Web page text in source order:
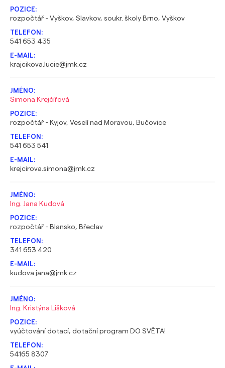
rozpočtář - Vyškov, Slavkov, soukr. školy Brno, Vyškov
541 653 435
krajcikova.lucie@jmk.cz
Simona Krejčířová
rozpočtář - Kyjov, Veselí nad Moravou, Bučovice
541 653 541
krejcirova.simona@jmk.cz
Ing. Jana Kudová
rozpočtář - Blansko, Břeclav
341 653 420
kudova.jana@jmk.cz
Ing. Kristýna Lišková
vyúčtování dotací, dotační program DO SVĚTA!
54165 8307